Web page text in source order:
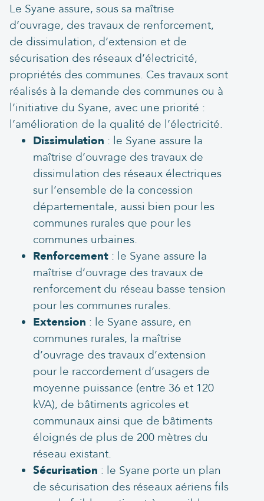
Le Syane assure, sous sa maîtrise
d’ouvrage, des travaux de renforcement,
de dissimulation, d’extension et de
sécurisation des réseaux d’électricité,
propriétés des communes. Ces travaux sont
réalisés à la demande des communes ou à
l’initiative du Syane, avec une priorité :
l’amélioration de la qualité de l’électricité.
Dissimulation : le Syane assure la
maîtrise d’ouvrage des travaux de
dissimulation des réseaux électriques
sur l’ensemble de la concession
départementale, aussi bien pour les
communes rurales que pour les
communes urbaines.
Renforcement : le Syane assure la
maîtrise d’ouvrage des travaux de
renforcement du réseau basse tension
pour les communes rurales.
Extension : le Syane assure, en
communes rurales, la maîtrise
d’ouvrage des travaux d’extension
pour le raccordement d’usagers de
moyenne puissance (entre 36 et 120
kVA), de bâtiments agricoles et
communaux ainsi que de bâtiments
éloignés de plus de 200 mètres du
réseau existant.
Sécurisation : le Syane porte un plan
de sécurisation des réseaux aériens fils